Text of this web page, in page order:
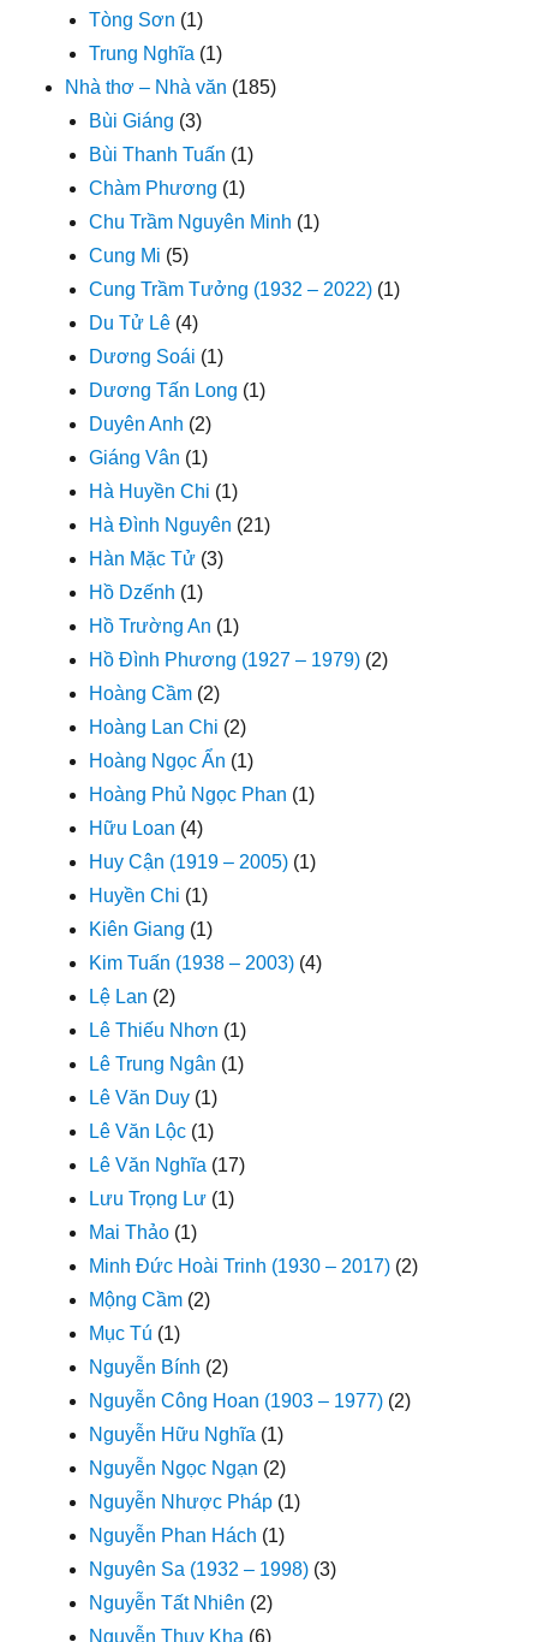
Tòng Sơn (1)
Trung Nghĩa (1)
Nhà thơ – Nhà văn (185)
Bùi Giáng (3)
Bùi Thanh Tuấn (1)
Chàm Phương (1)
Chu Trầm Nguyên Minh (1)
Cung Mi (5)
Cung Trầm Tưởng (1932 – 2022) (1)
Du Tử Lê (4)
Dương Soái (1)
Dương Tấn Long (1)
Duyên Anh (2)
Giáng Vân (1)
Hà Huyền Chi (1)
Hà Đình Nguyên (21)
Hàn Mặc Tử (3)
Hồ Dzếnh (1)
Hồ Trường An (1)
Hồ Đình Phương (1927 – 1979) (2)
Hoàng Cầm (2)
Hoàng Lan Chi (2)
Hoàng Ngọc Ẩn (1)
Hoàng Phủ Ngọc Phan (1)
Hữu Loan (4)
Huy Cận (1919 – 2005) (1)
Huyền Chi (1)
Kiên Giang (1)
Kim Tuấn (1938 – 2003) (4)
Lệ Lan (2)
Lê Thiếu Nhơn (1)
Lê Trung Ngân (1)
Lê Văn Duy (1)
Lê Văn Lộc (1)
Lê Văn Nghĩa (17)
Lưu Trọng Lư (1)
Mai Thảo (1)
Minh Đức Hoài Trinh (1930 – 2017) (2)
Mộng Cầm (2)
Mục Tú (1)
Nguyễn Bính (2)
Nguyễn Công Hoan (1903 – 1977) (2)
Nguyễn Hữu Nghĩa (1)
Nguyễn Ngọc Ngạn (2)
Nguyễn Nhược Pháp (1)
Nguyễn Phan Hách (1)
Nguyên Sa (1932 – 1998) (3)
Nguyễn Tất Nhiên (2)
Nguyễn Thụy Kha (6)